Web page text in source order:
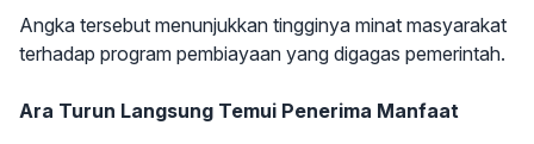
Angka tersebut menunjukkan tingginya minat masyarakat
terhadap program pembiayaan yang digagas pemerintah.
Ara Turun Langsung Temui Penerima Manfaat